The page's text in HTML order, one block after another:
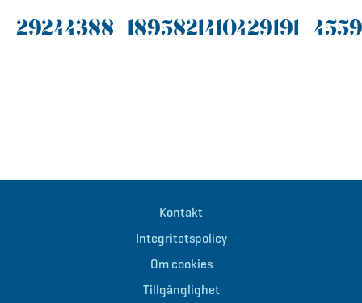
Kontakt
Integritetspolicy
Om cookies
Tillgänglighet